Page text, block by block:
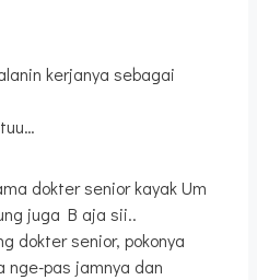
kerjanya sebagai
dokter senior kayak Um
juga B aja sii..
dokter senior, pokonya
nge-pas jamnya dan